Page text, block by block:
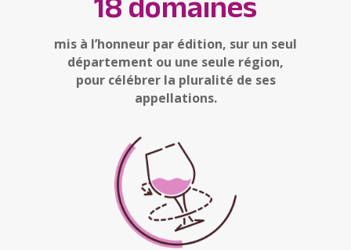
mis à l’honneur par édition, sur un seul
département ou une seule région,
pour célébrer la pluralité de ses
appellations.